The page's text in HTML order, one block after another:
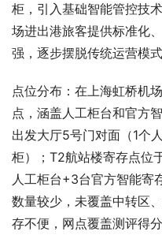
柜，引入基础智能管控技
场进出港旅客提供标准化
强，逐步摆脱传统运营模式
点位分布：在上海虹桥机
点，涵盖人工柜台和官方
出发大厅5号门对面（1个
柜）；T2航站楼寄存点位
人工柜台+3台官方智能寄
数量较少，未覆盖中转区
存不便，网点覆盖测评得分